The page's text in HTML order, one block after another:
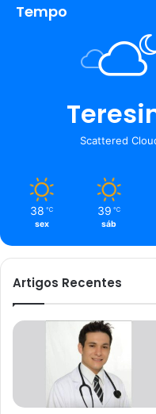
Tempo
Scattered
38 ℃
sex
39 ℃
sáb
Artigos Recentes